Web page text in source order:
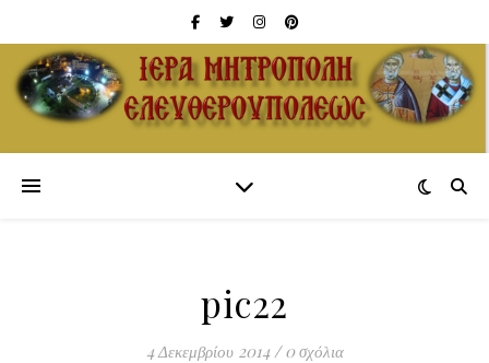
pic22
4 Δεκεμβρίου 2014 / 0 σχόλια